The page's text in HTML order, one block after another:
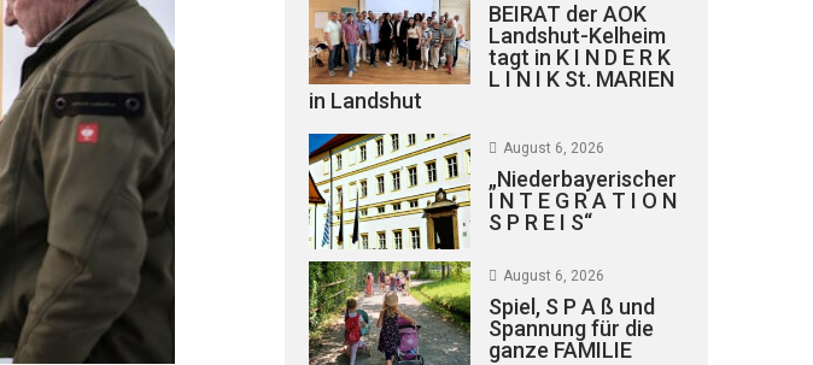
BEIRAT der AOK
Landshut-Kelheim
tagt in K I N D E R K
L I N I K St. MARIEN
in Landshut
August 6, 2026
„Niederbayerischer
I N T E G R A T I O N
S P R E I S“
August 6, 2026
Spiel, S P A ß und
Spannung für die
ganze FAMILIE